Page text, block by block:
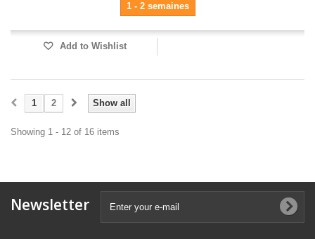
1 - 2 semaines
Add to Wishlist
Show all
1 2
Showing 1 - 12 of 16 items
Newsletter